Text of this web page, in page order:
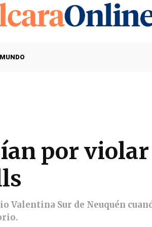
MUNDO
por
Valentina Sur de Neuquén